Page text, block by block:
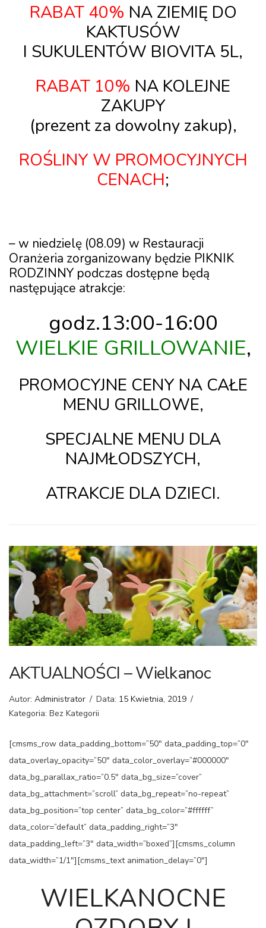
RABAT 40% NA ZIEMIĘ DO
KAKTUSÓW
I SUKULENTÓW BIOVITA 5L,
RABAT 10% NA KOLEJNE
ZAKUPY
(prezent za dowolny zakup),
ROŚLINY W PROMOCYJNYCH
CENACH;
– w niedzielę (08.09) w Restauracji
Oranżeria zorganizowany będzie PIKNIK
RODZINNY podczas dostępne będą
następujące atrakcje:
godz.13:00-16:00
WIELKIE GRILLOWANIE,
PROMOCYJNE CENY NA CAŁE
MENU GRILLOWE,
SPECJALNE MENU DLA
NAJMŁODSZYCH,
ATRAKCJE DLA DZIECI.
AKTUALNOŚCI – Wielkanoc
Autor: Administrator / Data: 15 Kwietnia, 2019 /
Kategoria: Bez Kategorii
[cmsms_row data_padding_bottom=”50″ data_padding_top=”0″
data_overlay_opacity=”50″ data_color_overlay=”#000000″
data_bg_parallax_ratio=”0.5″ data_bg_size=”cover”
data_bg_attachment=”scroll” data_bg_repeat=”no-repeat”
data_bg_position=”top center” data_bg_color=”#ffffff”
data_color=”default” data_padding_right=”3″
data_padding_left=”3″ data_width=”boxed”][cmsms_column
data_width=”1/1″][cmsms_text animation_delay=”0″]
WIELKANOCNE